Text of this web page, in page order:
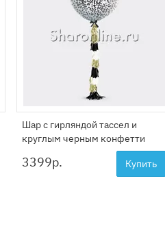
Шар с гирляндой тассел и
круглым черным конфетти
3399р. Купить